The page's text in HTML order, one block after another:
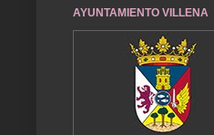
AYUNTAMIENTO VILLENA